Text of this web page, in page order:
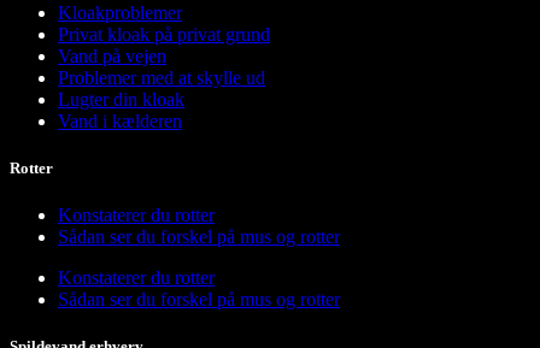
Kloakproblemer
Privat kloak på privat grund
Vand på vejen
Problemer med at skylle ud
Lugter din kloak
Vand i kælderen
Rotter
Konstaterer du rotter
Sådan ser du forskel på mus og rotter
Konstaterer du rotter
Sådan ser du forskel på mus og rotter